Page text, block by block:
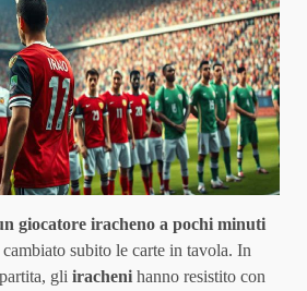
giocatore iracheno a pochi minuti
cambiato subito le carte in tavola. In
gli iracheni hanno resistito con